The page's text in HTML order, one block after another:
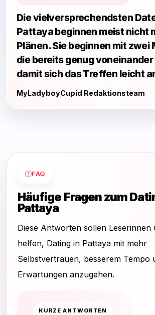
Die vielversprechendsten
Pattaya beginnen meist nicht
Plänen. Sie beginnen mit zwei
die bereits genug
damit sich das Treffen leicht
MyLadyboyCupid Redaktionsteam
FAQ
Häufige Fragen zum
Pattaya
Diese Antworten sollen Leserinnen
helfen, Dating in Pattaya mit mehr
Selbstvertrauen, besserem Tempo
Erwartungen anzugehen.
KURZE ANTWORTEN